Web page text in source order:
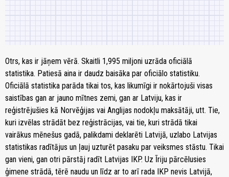
Otrs, kas ir jāņem vērā. Skaitli 1,995 miljoni uzrāda oficiālā
statistika. Patiesā aina ir daudz baisāka par oficiālo statistiku.
Oficiālā statistika parāda tikai tos, kas likumīgi ir nokārtojuši visas
saistības gan ar jauno mītnes zemi, gan ar Latviju, kas ir
reģistrējušies kā Norvēģijas vai Anglijas nodokļu maksātāji, utt. Tie,
kuri izvēlas strādāt bez reģistrācijas, vai tie, kuri strādā tikai
vairākus mēnešus gadā, palikdami deklarēti Latvijā, uzlabo Latvijas
statistikas radītājus un ļauj uzturēt pasaku par veiksmes stāstu. Tikai
gan vieni, gan otri pārstāj radīt Latvijas IKP. Uz Īriju pārcēlusies
ģimene strādā, tērē naudu un līdz ar to arī rada IKP nevis Latvijā,